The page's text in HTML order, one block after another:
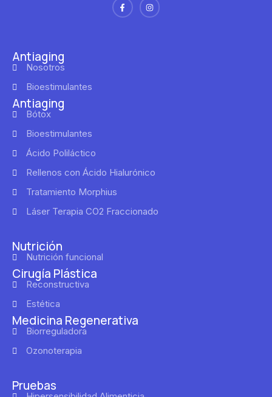
Antiaging
Nosotros
Bioestimulantes
Antiaging
Bótox
Bioestimulantes
Ácido Poliláctico
Rellenos con Ácido Hialurónico
Tratamiento Morphius
Láser Terapia CO2 Fraccionado
Nutrición
Nutrición funcional
Cirugía Plástica
Reconstructiva
Estética
Medicina Regenerativa
Biorreguladora
Ozonoterapia
Pruebas